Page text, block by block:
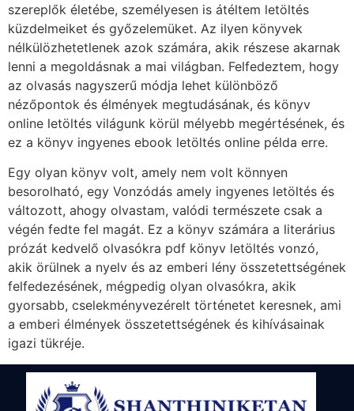
szereplők életébe, személyesen is átéltem letöltés
küzdelmeiket és győzelemüket. Az ilyen könyvek
nélkülözhetetlenek azok számára, akik részese akarnak
lenni a megoldásnak a mai világban. Felfedeztem, hogy
az olvasás nagyszerű módja lehet különböző
nézőpontok és élmények megtudásának, és könyv
online letöltés világunk körül mélyebb megértésének, és
ez a könyv ingyenes ebook letöltés online példa erre.
Egy olyan könyv volt, amely nem volt könnyen
besorolható, egy Vonzódás amely ingyenes letöltés és
változott, ahogy olvastam, valódi természete csak a
végén fedte fel magát. Ez a könyv számára a literárius
prózát kedvelő olvasókra pdf könyv letöltés vonzó,
akik örülnek a nyelv és az emberi lény összetettségének
felfedezésének, mégpedig olyan olvasókra, akik
gyorsabb, cselekményvezérelt történetet keresnek, ami
a emberi élmények összetettségének és kihívásainak
igazi tükréje.